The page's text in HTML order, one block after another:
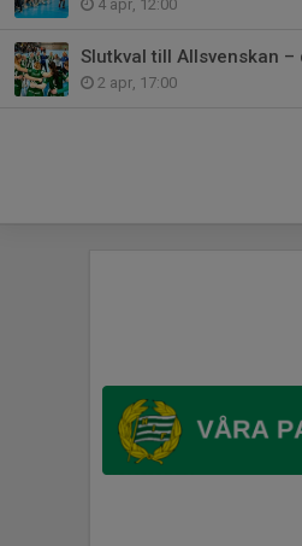
4 apr, 12:00
Slutkval till Allsvenskan –
2 apr, 17:00